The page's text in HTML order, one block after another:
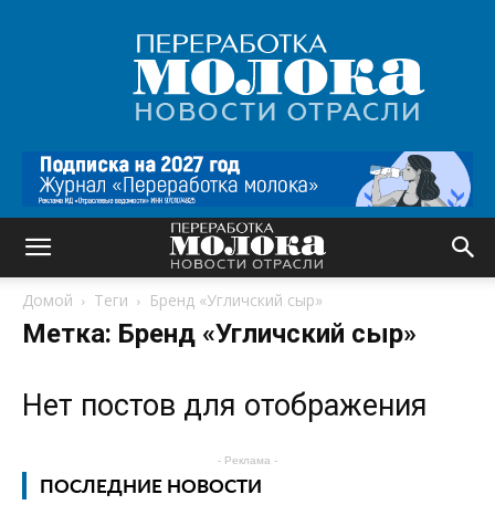
Переработка
молока
|
Новости
Домой Теги Бренд «Угличский сыр»
Метка: Бренд «Угличский сыр»
Нет постов для отображения
- Реклама -
ПОСЛЕДНИЕ НОВОСТИ